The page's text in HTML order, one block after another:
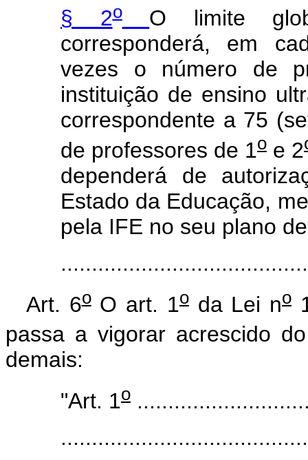
§ 2o
O limite
corresponderá, em
vezes o número de
instituição de ensino
correspondente a 75
de professores de 1o e 2
dependerá de
Estado da Educação,
pela IFE no seu plano
Art. 6oO art. 1oda Lei no
passa a vigorar acrescido
demais:
"Art. 1o